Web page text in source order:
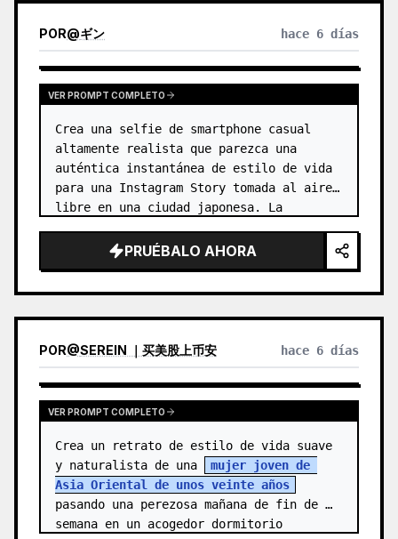
POR@ギン hace 6 días
VER PROMPT COMPLETO
Crea una selfie de smartphone casual
altamente realista que parezca una
auténtica instantánea de estilo de vida
para una Instagram Story tomada al aire
libre en una ciudad japonesa. La
{argument name="character name"
default="…
PRUÉBALO AHORA
POR@SEREIN ｜买美股上币安 hace 6 días
VER PROMPT COMPLETO
Crea un retrato de estilo de vida suave
y naturalista de una
mujer joven de
Asia Oriental de unos veinte años
pasando una perezosa mañana de fin de
semana en un acogedor dormitorio